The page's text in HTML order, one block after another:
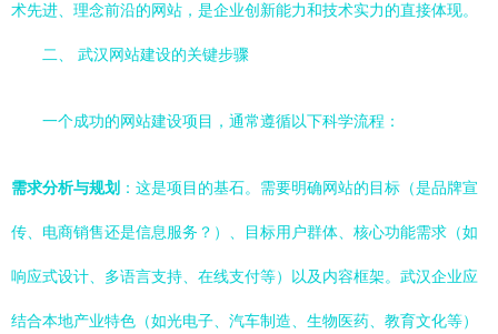
术先进、理念前沿的网站，是企业创新能力和技术实力的直接体现。
二、 武汉网站建设的关键步骤
一个成功的网站建设项目，通常遵循以下科学流程：
需求分析与规划 ：这是项目的基石。需要明确网站的目标（是品牌宣
传、电商销售还是信息服务？）、目标用户群体、核心功能需求（如
响应式设计、多语言支持、在线支付等）以及内容框架。武汉企业应
结合本地产业特色（如光电子、汽车制造、生物医药、教育文化等）